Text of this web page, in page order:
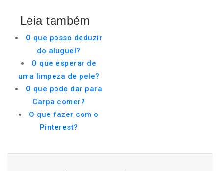
Leia também
O que posso deduzir
do aluguel?
O que esperar de
uma limpeza de pele?
O que pode dar para
Carpa comer?
O que fazer com o
Pinterest?